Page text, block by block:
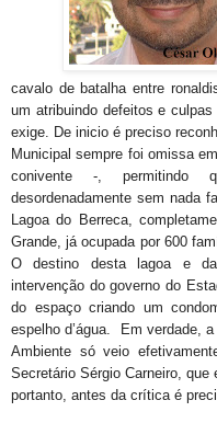
cavalo de batalha entre
um atribuindo defeitos e
exige. De inicio é preciso
Municipal sempre foi omissa
conivente -, permitindo
desordenadamente sem nada
Lagoa do Berreca,
Grande, já ocupada por 600
O destino desta lagoa e
intervenção do governo do
do espaço criando um
espelho d’água. Em verdade,
Ambiente só veio
Secretário Sérgio Carneiro,
portanto, antes da crítica é